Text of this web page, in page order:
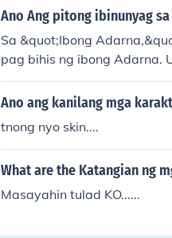
n at pagkakaisa ay
akita ang halaga ng
Ano Ang pitong ibinunyag
Sa &quot;Ibong
pag bihis ng ibong Adarna.
gyarihan. Ikalawa, ang
at katangian bilang isang
ay na sarili.
Ano ang kanilang mga
tnong nyo skin....
What are the Katangian ng
Masayahin tulad KO......